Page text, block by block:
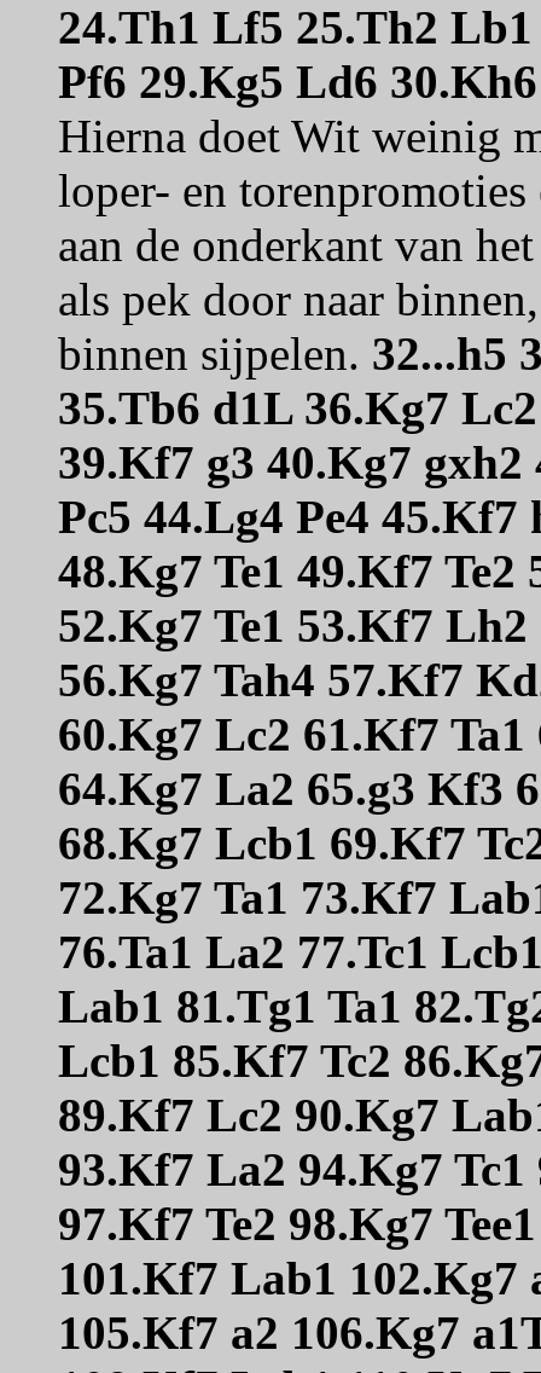
24.Th1 Lf5 25.Th2 Lb1
Pf6 29.Kg5 Ld6
Hierna doet Wit weinig
loper- en
aan de onderkant van
als pek door naar
binnen sijpelen. 32...h5
35.Tb6 d1L 36.Kg7
39.Kf7 g3 40.Kg7 gxh2
Pc5 44.Lg4 Pe4
48.Kg7 Te1 49.Kf7
52.Kg7 Te1 53.Kf7
56.Kg7 Tah4 57.Kf7
60.Kg7 Lc2 61.Kf7
64.Kg7 La2 65.g3 Kf3
68.Kg7 Lcb1 69.Kf7
72.Kg7 Ta1 73.Kf7
76.Ta1 La2 77.Tc1
Lab1 81.Tg1 Ta1
Lcb1 85.Kf7 Tc2
89.Kf7 Lc2 90.Kg7
93.Kf7 La2 94.Kg7
97.Kf7 Te2 98.Kg7
101.Kf7 Lab1 102.Kg7
105.Kf7 a2 106.Kg7